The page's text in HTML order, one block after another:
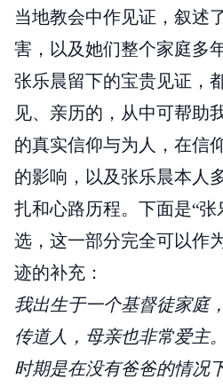
当地教会中作见证，叙述
害，以及她们整个家庭多
张乐晨留下的宝贵见证，
见、亲历的，从中可帮助
的真实信仰与为人，在信
的影响，以及张乐晨本人
扎和心路历程。下面是“
选，这一部分完全可以作
迹的补充：
我出生于一个基督徒家庭
传道人，母亲也非常爱主
时期是在没有爸爸的情况